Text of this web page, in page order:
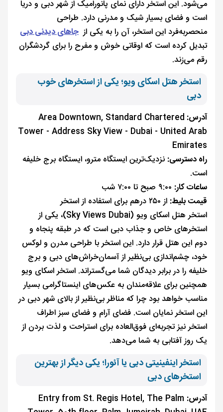
می‌شود. این استخر دارای نمای پانورامیک از شهر دبی و دریا
است و فضای بسیار شیک و مدرنی دارد. طراحی
منحصربه‌فرد این استخر، آن را به یکی از جاهای دیدنی دبی
تبدیل کرده است که اوقاتی خوش و مفرح را برای گردشگران
رقم می‌زند.
استخر هتل اسکای ویو؛ یکی از استخرهای خوب
دبی
آدرس: Area Downtown, Standard Chartered
Tower - Address Sky View - Dubai - United Arab
Emirates
راه دسترسی: نزدیک‌ترین ایستگاه مترو، ایستگاه برج خلیفه
است.
ساعات کار:
قیمت بلیط: از ۲۵۰ درهم برای استفاده از استخر
استخر هتل اسکای ویو (Sky Views Dubai)، یکی از
استخرهای خاص و جذاب دبی است که در طبقه پنجاه و
دوم این هتل قرار دارد. این استخر با طراحی مدرن و لوکس
خود، چشم‌اندازی بی‌نظیر از آسمان‌خراش‌های دبی و برج
خلیفه را در برابر دیدگان شما می‌گستراند. استخر اسکای ویو
همچنین برای علاقه‌مندان به عکس‌های اینستاگرامی بسیار
مناسب خواهد بود چرا که مناظر بی‌نظیر از بالای شهر دبی در
این استخر نمایان است. فضای آرام و فضای سبز اطراف
استخر نیز تجربه‌ای فوق‌العاده برای استراحت و لذت بردن از
یک روز آفتابی به شما می‌دهد.
استخر اینفینیتی دبی یا آئورا؛ یکی دیگر از بهترین
استخرهای دبی
آدرس: Entry from St. Regis Hotel, The Palm